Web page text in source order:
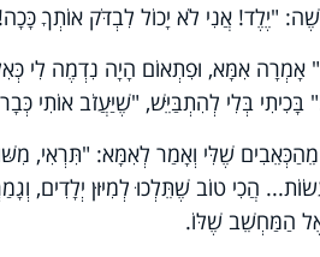
"יֶלֶד! אֲנִי לֹא יָכוֹל לִבְדֹּק אוֹתְךָ
אָמְרָה אִמָּא, וּפִתְאוֹם הָיָה נִדְמֶה לִי
בָּכִיתִי בְּלִי לְהִתְבַּיֵּשׁ, "שֶׁיַּעֲזֹב אוֹתִי
שֶׁלִּי וְאָמַר לְאִמָּא: "תִּרְאִי,
הֲכִי טוֹב שֶׁתֵּלְכוּ לְמִיּוּן יְלָדִים,
הַמַּחְשֵׁב שֶׁלּוֹ.